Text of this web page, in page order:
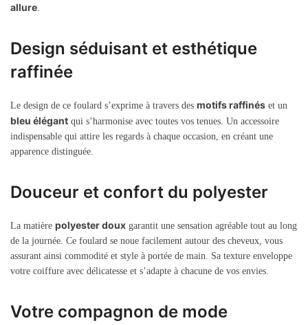
allure
Design séduisant et esthétique
raffinée
Le design de ce foulard s’exprime à travers des motifs raffinés et un
bleu élégant qui s’harmonise avec toutes vos tenues. Un accessoire
indispensable qui attire les regards à chaque occasion, en créant une
apparence distinguée.
Douceur et confort du polyester
La matière polyester doux garantit une sensation agréable tout au long
de la journée. Ce foulard se noue facilement autour des cheveux, vous
assurant ainsi commodité et style à portée de main. Sa texture enveloppe
votre coiffure avec délicatesse et s’adapte à chacune de vos envies.
Votre compagnon de mode